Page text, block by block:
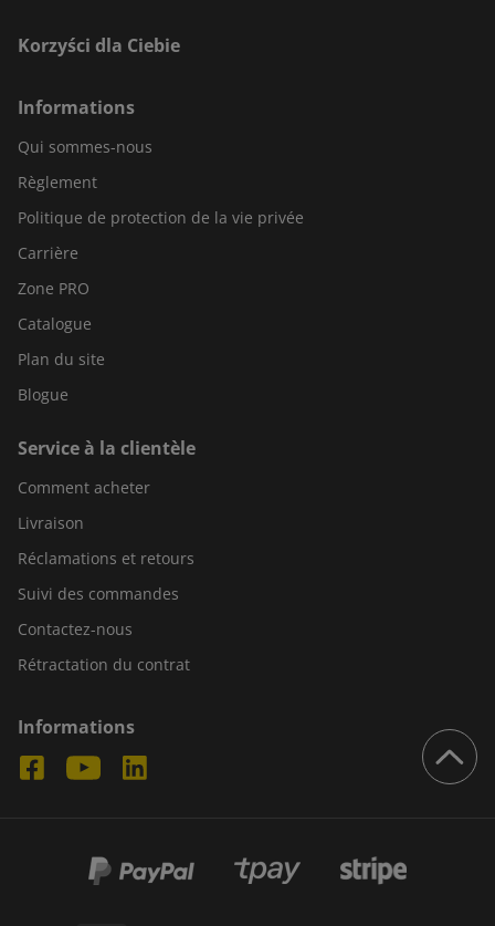
Korzyści dla Ciebie
Informations
Qui sommes-nous
Règlement
Politique de protection de la vie privée
Carrière
Zone PRO
Catalogue
Plan du site
Blogue
Service à la clientèle
Comment acheter
Livraison
Réclamations et retours
Suivi des commandes
Contactez-nous
Rétractation du contrat
Informations